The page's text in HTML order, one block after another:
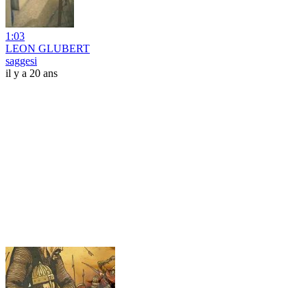
1:03
LEON GLUBERT
saggesi
il y a 20 ans